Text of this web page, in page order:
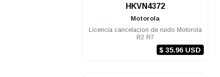
HKVN4372
Motorola
Licencia cancelacion de ruido Motorola
R2 R7
$ 35.96 USD